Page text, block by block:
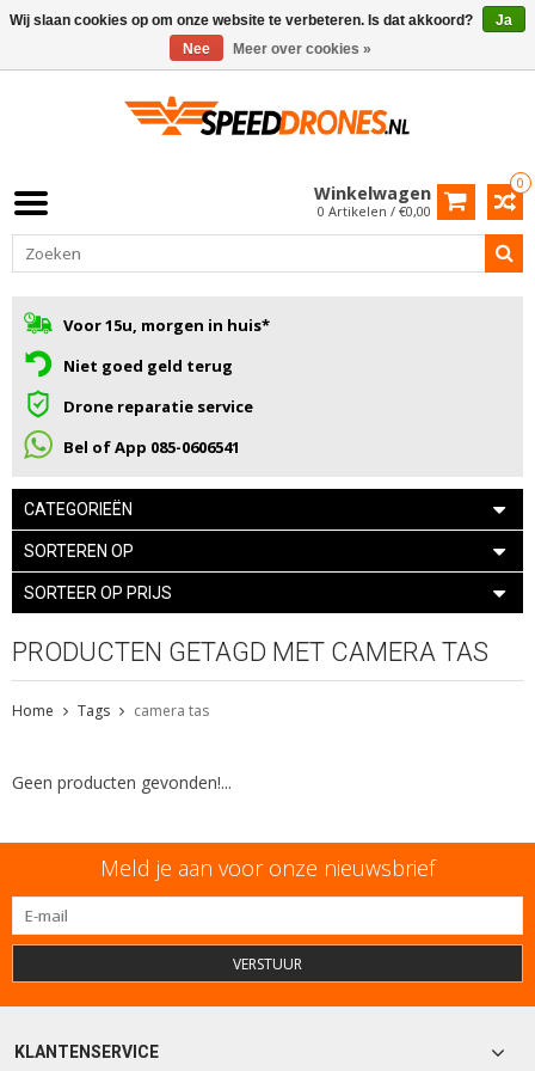
0
Winkelwagen
0 Artikelen / €0,00
Voor 15u, morgen in huis*
Niet goed geld terug
Drone reparatie service
Bel of App 085-0606541
CATEGORIEËN
SORTEREN OP
SORTEER OP PRIJS
PRODUCTEN GETAGD MET CAMERA TAS
Home Tags camera tas
Geen producten gevonden!...
Meld je aan voor onze nieuwsbrief
VERSTUUR
KLANTENSERVICE
Wij slaan cookies op om onze website te verbeteren. Is dat akkoord?
Ja
Nee
Meer over cookies »